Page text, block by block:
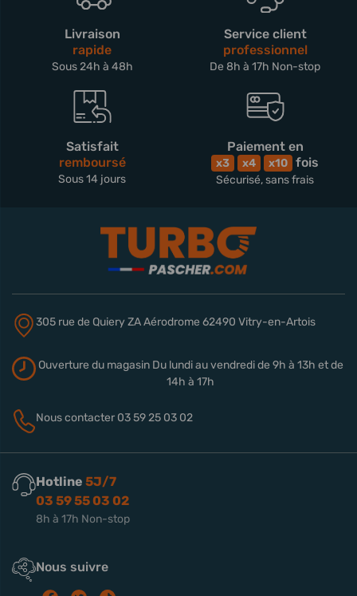
Livraison
rapide
Sous 24h à 48h
Service client
professionnel
De 8h à 17h Non-stop
Satisfait
remboursé
Sous 14 jours
Paiement en
x3 x4 x10 fois
Sécurisé, sans frais
305 rue de QuieryZA Aérodrome 62490 Vitry-en-Artois
Ouverture du magasinDu lundi au vendredi de 9h à 13h et de
14h à 17h
Nous contacter 03 59 25 03 02
Hotline 5J/7
03 59 55 03 02
8h à 17h Non-stop
Nous suivre